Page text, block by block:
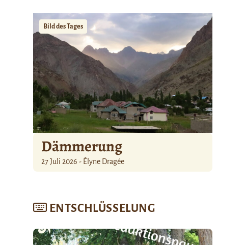
Bild des Tages
Dämmerung
27 Juli 2026 - Élyne Dragée
ENTSCHLÜSSELUNG